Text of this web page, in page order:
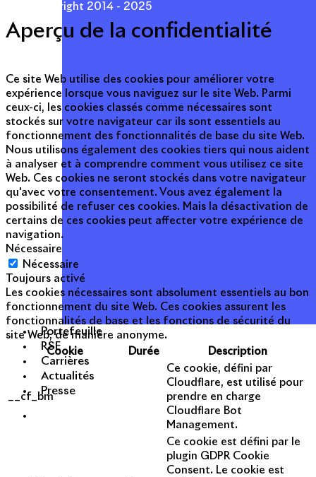
Portefeuille
RSE
Carrières
Actualités
Presse
© Copyright 2014 - 2025
Aperçu de la confidentialité
Ce site Web utilise des cookies pour améliorer votre
expérience lorsque vous naviguez sur le site Web. Parmi
ceux-ci, les cookies classés comme nécessaires sont
stockés sur votre navigateur car ils sont essentiels au
fonctionnement des fonctionnalités de base du site Web.
Nous utilisons également des cookies tiers qui nous aident
à analyser et à comprendre comment vous utilisez ce site
Web. Ces cookies ne seront stockés dans votre navigateur
qu'avec votre consentement. Vous avez également la
possibilité de refuser ces cookies. Mais la désactivation de
certains de ces cookies peut affecter votre expérience de
navigation.
Nécessaire
Nécessaire
Toujours activé
Les cookies nécessaires sont absolument essentiels au bon
fonctionnement du site Web. Ces cookies assurent les
fonctionnalités de base et les fonctions de sécurité du
site Web, de manière anonyme.
Cookie
Durée Description
__cf_bm
Ce cookie, défini par
Cloudflare, est utilisé pour
prendre en charge
Cloudflare Bot
Management.
Ce cookie est défini par le
plugin GDPR Cookie
Consent. Le cookie est